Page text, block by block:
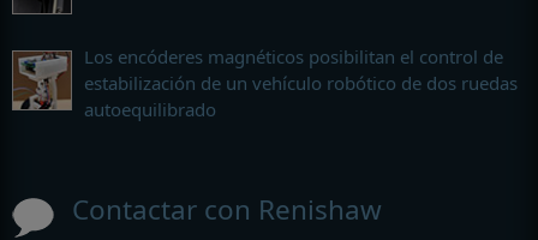
Los encóderes magnéticos posibilitan el control de
estabilización de un vehículo robótico de dos ruedas
autoequilibrado
Contactar con Renishaw